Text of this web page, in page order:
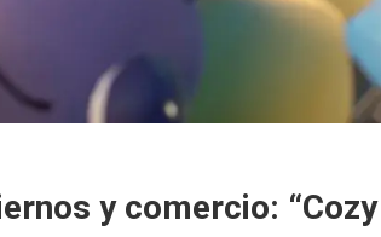
y comercio: